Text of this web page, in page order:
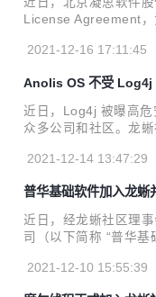
License Agreement
服务器安全操作系统
品，以及系统架构设
工程实施和系统运维
内领先的操作系统开
云计算公司共同发起
x 上游发行版社区及
2021-12-16 17:11:45
Anolis OS 不受 Log4j
近日，Log4j 被曝高
众多公司和社区。龙
载的log4j 版本不受
2021-12-14 13:47:29
普华基础软件加入龙蜥
统新生态
近日，经龙蜥社区理
司（以下简称 “普华基
发展基础软件的重要
2021-12-10 15:55:39